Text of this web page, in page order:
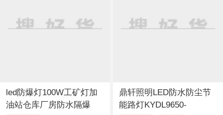
led防爆灯100W工矿灯加
油站仓库厂房防水隔爆
鼎轩照明LED防水防尘节
能路灯KYDL9650-